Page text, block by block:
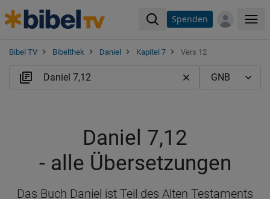
Spenden
Bibel TV Bibelthek Daniel Kapitel 7 Vers 12
Daniel 7,12
- alle Übersetzungen
Das Buch Daniel ist Teil des Alten Testaments